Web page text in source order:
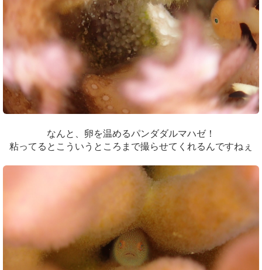
なんと、卵を温めるパンダダルマハゼ！
粘ってるとこういうところまで撮らせてくれるんですねぇ